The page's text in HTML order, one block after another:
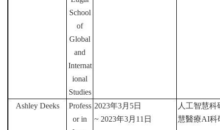
School
of
Global
and
Internat
ional
Studies
Ashley Deeks
Profess
or in
2023年3月 5日
~ 2023年3月 11 日
人工智慧
慧醫療AI科